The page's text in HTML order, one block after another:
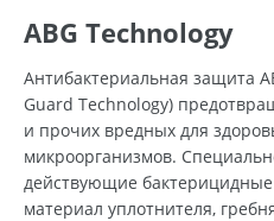
ABG Technology
Антибактериальная защита
Guard Technology)
и прочих вредных для
микроорганизмов.
действующие
материал уплотнителя,